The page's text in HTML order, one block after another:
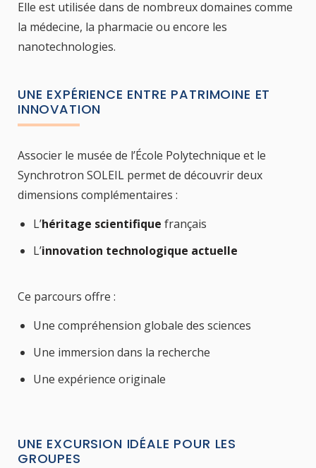
Elle est utilisée dans de nombreux domaines comme
la médecine, la pharmacie ou encore les
nanotechnologies.
UNE EXPÉRIENCE ENTRE PATRIMOINE ET
INNOVATION
Associer le musée de l’École Polytechnique et le
Synchrotron SOLEIL permet de découvrir deux
dimensions complémentaires :
L’héritage scientifique français
L’innovation technologique actuelle
Ce parcours offre :
Une compréhension globale des sciences
Une immersion dans la recherche
Une expérience originale
UNE EXCURSION IDÉALE POUR LES
GROUPES